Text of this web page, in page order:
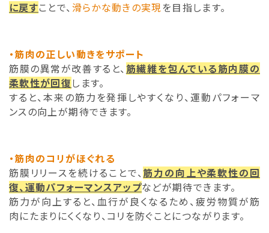
に戻すことで、 滑らかな動きの実現 を目指します。
・筋肉の正しい動きをサポート
筋膜の異常が改善すると、 筋繊維を包んでいる筋内膜の
柔軟性が回復 します。
すると、本来の筋力を発揮しやすくなり、運動パフォーマ
ンスの向上が期待できます。
・筋肉のコリがほぐれる
筋膜リリースを続けることで、筋力の向上や柔軟性の回
復、運動パフォーマンスアップなどが期待できます。
筋力が向上すると、血行が良くなるため、疲労物質が筋
肉にたまりにくくなり、コリを防ぐことにつながります。